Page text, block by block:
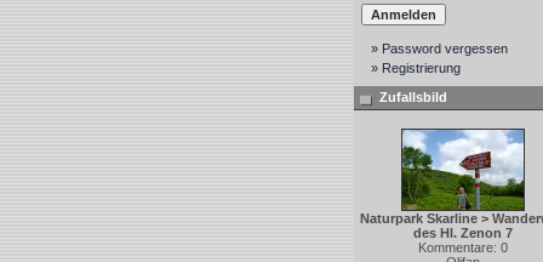
» Password vergessen
» Registrierung
Zufallsbild
Naturpark Skarline >
des Hl. Zenon 7
Kommentare: 0